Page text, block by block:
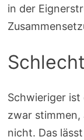
in der
Schwieriger ist
zwar stimmen,
nicht. Das